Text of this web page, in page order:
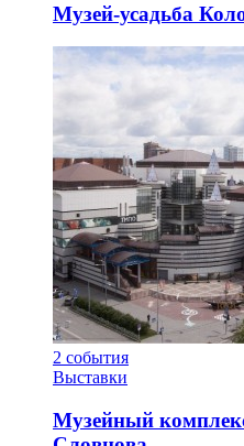
Музей-усадьба
2 события
Выставки
Музейный